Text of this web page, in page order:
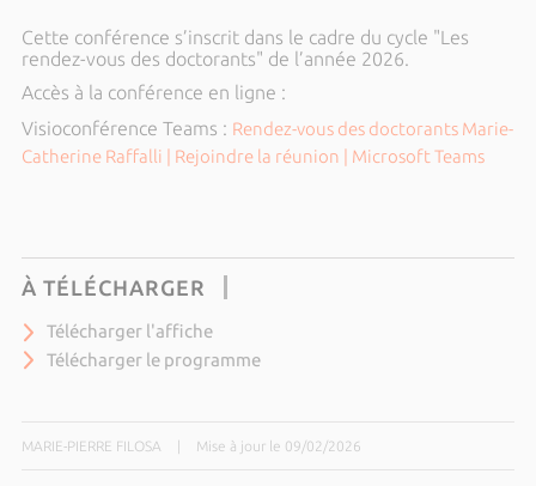
Cette conférence s’inscrit dans le cadre du cycle "Les
rendez-vous des doctorants" de l’année 2026.
Accès à la conférence en ligne :
Visioconférence Teams : Rendez-vous des doctorants Marie-
Catherine Raffalli | Rejoindre la réunion | Microsoft Teams
À TÉLÉCHARGER
Télécharger l'affiche
Télécharger le programme
MARIE-PIERRE FILOSA Mise à jour le 09/02/2026